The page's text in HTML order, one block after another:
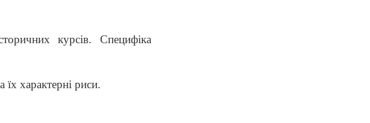
курсів.Специфіка
їх характерні риси.